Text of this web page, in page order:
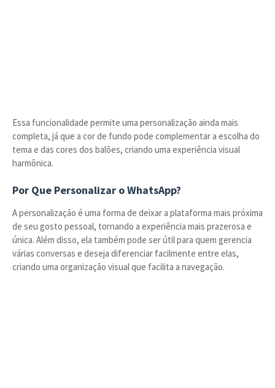
Essa funcionalidade permite uma personalização ainda mais
completa, já que a cor de fundo pode complementar a escolha do
tema e das cores dos balões, criando uma experiência visual
harmônica.
Por Que Personalizar o WhatsApp?
A personalização é uma forma de deixar a plataforma mais próxima
de seu gosto pessoal, tornando a experiência mais prazerosa e
única. Além disso, ela também pode ser útil para quem gerencia
várias conversas e deseja diferenciar facilmente entre elas,
criando uma organização visual que facilita a navegação.